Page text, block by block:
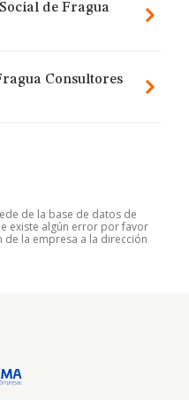
de Fragua
Consultores
de la base de datos de
existe algún error por favor
la empresa a la dirección